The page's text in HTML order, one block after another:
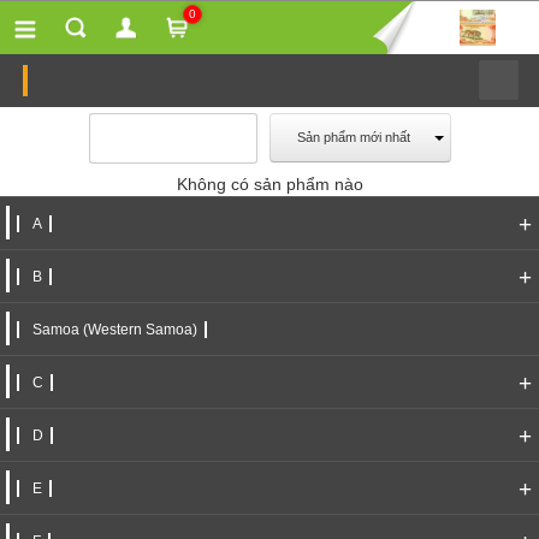
0
Sản phẩm mới nhất
Không có sản phẩm nào
A +
B +
Samoa (Western Samoa)
C +
D +
E +